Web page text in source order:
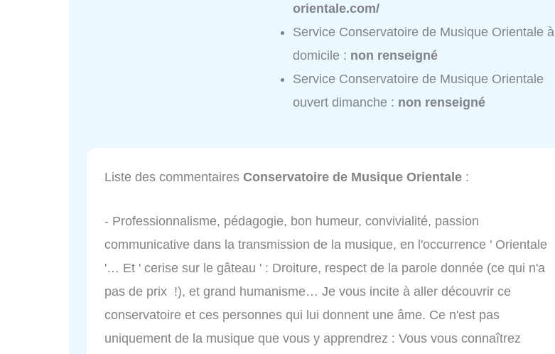
orientale.com/
Service Conservatoire de Musique Orientale à
domicile : non renseigné
Service Conservatoire de Musique Orientale
ouvert dimanche : non renseigné
Liste des commentaires Conservatoire de Musique Orientale :
- Professionnalisme, pédagogie, bon humeur, convivialité, passion
communicative dans la transmission de la musique, en l'occurrence ' Orientale
'… Et ' cerise sur le gâteau ' : Droiture, respect de la parole donnée (ce qui n'a
pas de prix !), et grand humanisme… Je vous incite à aller découvrir ce
conservatoire et ces personnes qui lui donnent une âme. Ce n'est pas
uniquement de la musique que vous y apprendrez : Vous vous connaîtrez